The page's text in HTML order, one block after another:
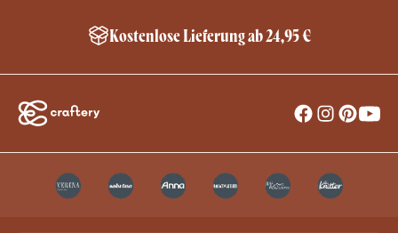
Kostenlose Lieferung ab 24,95 €